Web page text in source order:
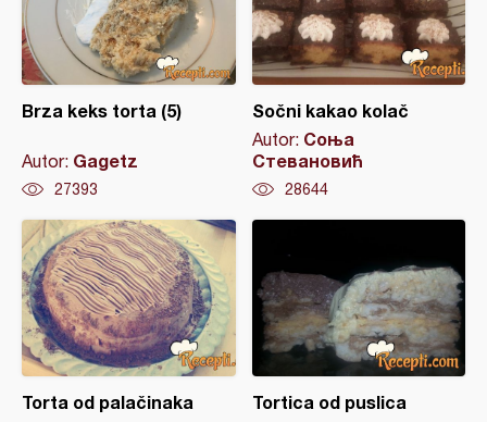
Brza keks torta (5)
Autor: Gagetz
27393
Sočni kakao kolač
Autor: Соња
Стевановић
28644
Torta od palačinaka Tortica od puslica